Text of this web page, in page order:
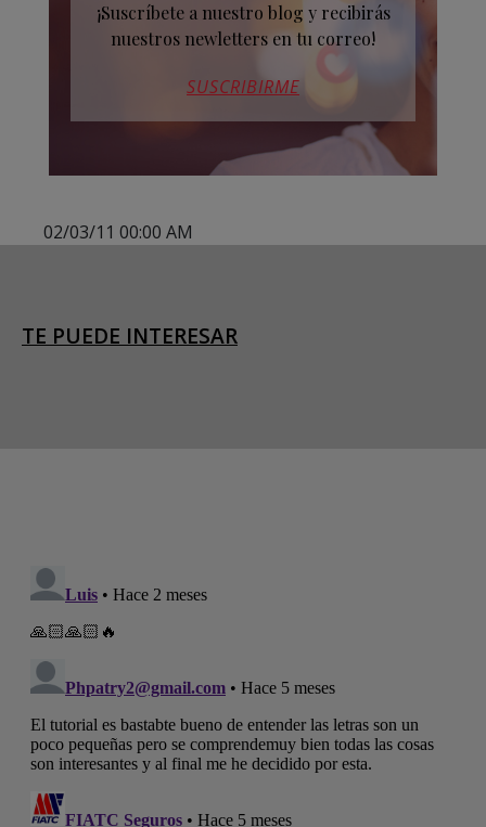
¡Suscríbete a nuestro blog y recibirás
nuestros newletters en tu correo!
SUSCRIBIRME
02/03/11 00:00 AM
TE PUEDE INTERESAR